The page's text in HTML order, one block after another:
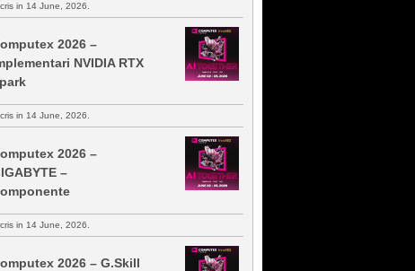
in 14 June, 2026.
2026 –
NVIDIA RTX
in 14 June, 2026.
2026 –
–
in 14 June, 2026.
2026 – G.Skill